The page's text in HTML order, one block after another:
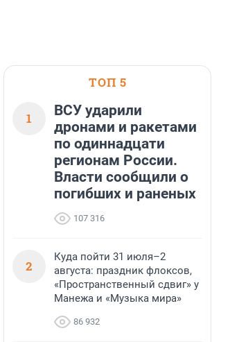
ТОП 5
1
ВСУ ударили
дронами и ракетами
по одиннадцати
регионам России.
Власти сообщили о
погибших и раненых
107 316
2
Куда пойти 31 июля–2
августа: праздник флоксов,
«Пространственный сдвиг» у
Манежа и «Музыка мира»
86 932